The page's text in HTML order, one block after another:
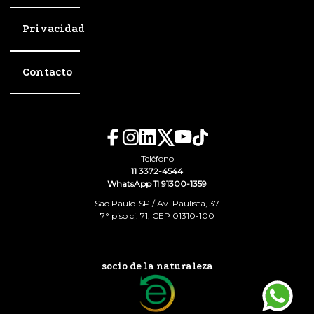
Privacidad
Contacto
Teléfono
11 3372-4544
WhatsApp 11 91300-1359
São Paulo-SP / Av. Paulista, 37
7° piso cj. 71, CEP 01310-100
socio de la naturaleza